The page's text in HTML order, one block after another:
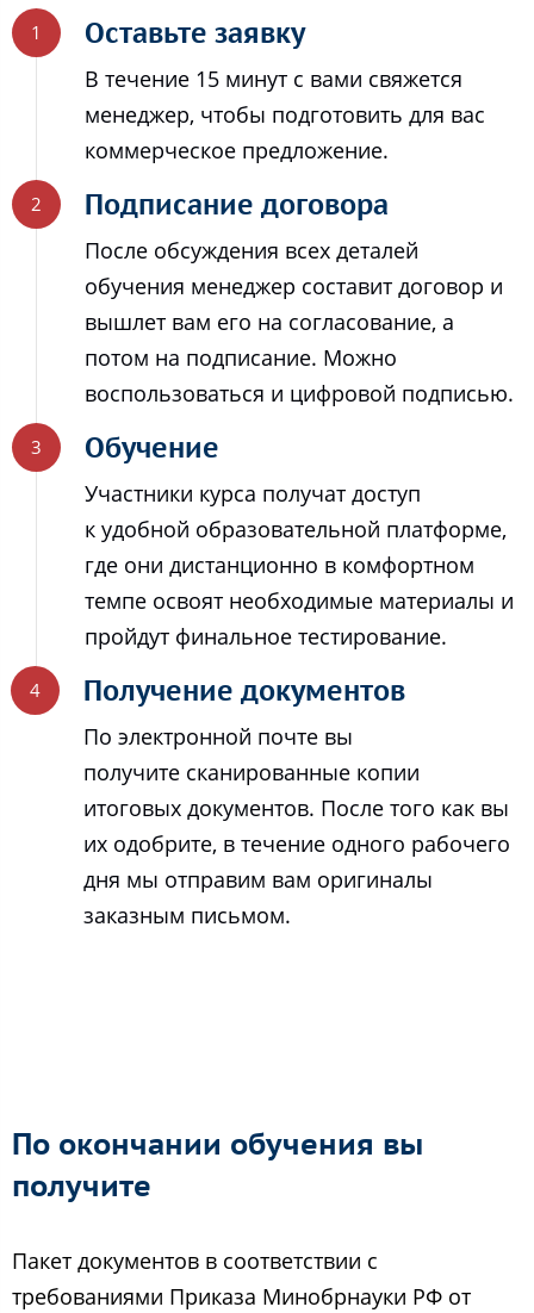
Оставьте заявку
В течение 15 минут с вами свяжется
менеджер, чтобы подготовить для вас
коммерческое предложение.
Подписание договора
После обсуждения всех деталей
обучения менеджер составит договор и
вышлет вам его на согласование, а
потом на подписание. Можно
воспользоваться и цифровой подписью.
Обучение
Участники курса получат доступ
к удобной образовательной платформе,
где они дистанционно в комфортном
темпе освоят необходимые материалы и
пройдут финальное тестирование.
Получение документов
По электронной почте вы
получите сканированные копии
итоговых документов. После того как вы
их одобрите, в течение одного рабочего
дня мы отправим вам оригиналы
заказным письмом.
По окончании обучения вы
получите
Пакет документов в соответствии с
требованиями Приказа Минобрнауки РФ от